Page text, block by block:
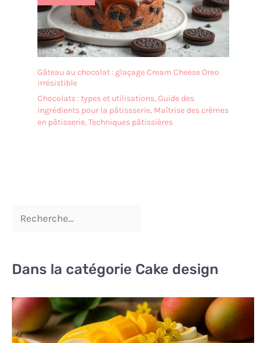
Gâteau au chocolat : glaçage Cream Cheese Oreo
irrésistible
Chocolats : types et utilisations,Guide des
ingrédients pour la pâtissserie, Maîtrise des crèmes
en pâtisserie,Techniques pâtissières
Dans la catégorie Cake design